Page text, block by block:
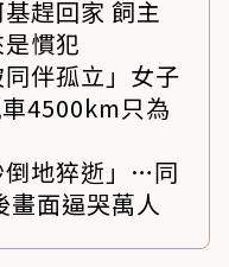
趕回家 飼主
慣犯
伴孤立」女子
4500km只為
倒地猝逝」…同
畫面逼哭萬人